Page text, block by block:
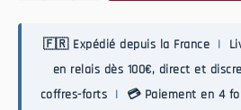
🇫🇷 Expédié depuis la France |
en relais dès 100€, direct et
coffres-forts | 💳 Paiement en 4